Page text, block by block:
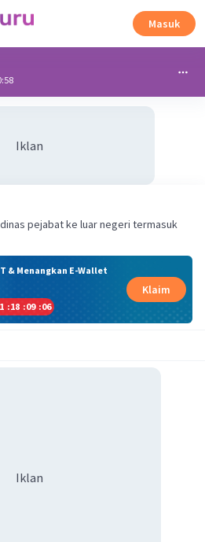
Masuk
Iklan
pejabat ke luar negeri termasuk
& Menangkan E-Wallet
:18 :09 :06
Klaim
Iklan